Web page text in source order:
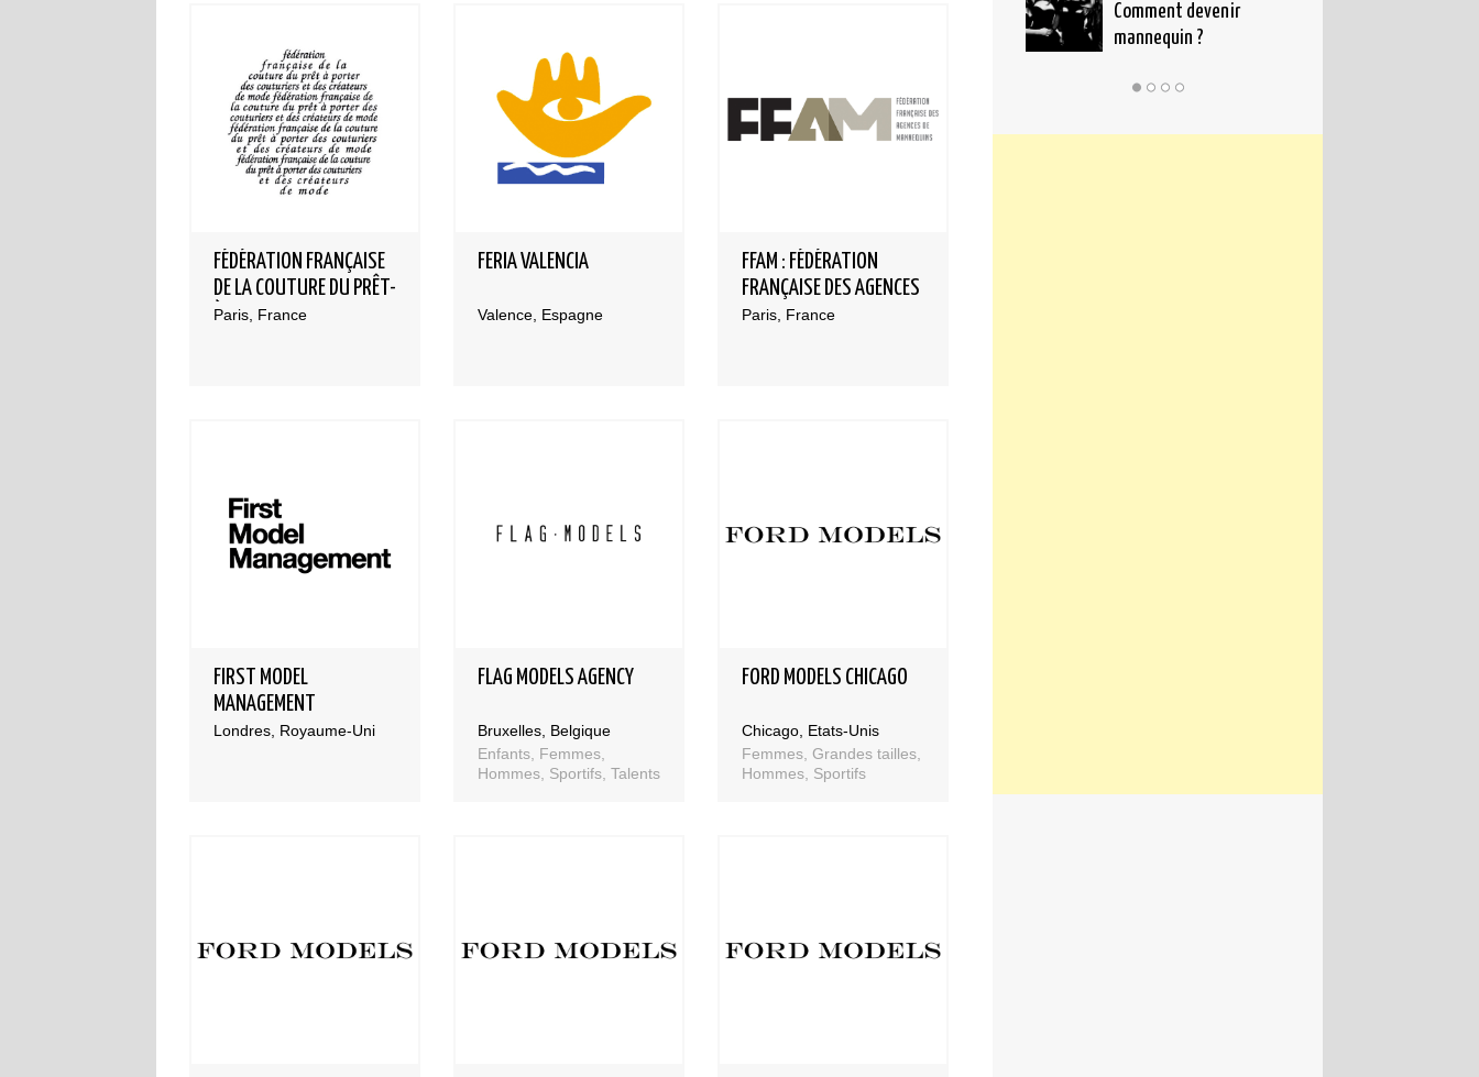
FÉDÉRATION FRANÇAISE
DE LA COUTURE DU PRÊT-
À-PORTER DES
Paris, France
FERIA VALENCIA
Valence, Espagne
FFAM : FÉDÉRATION
FRANÇAISE DES AGENCES
DE MANNEQUINS
Paris, France
FIRST MODEL
MANAGEMENT
Londres, Royaume-Uni
FLAG MODELS AGENCY
Bruxelles, Belgique
Enfants, Femmes,
Hommes, Sportifs, Talents
FORD MODELS CHICAGO
Chicago, Etats-Unis
Femmes, Grandes tailles,
Hommes, Sportifs
Comment devenir
mannequin ?